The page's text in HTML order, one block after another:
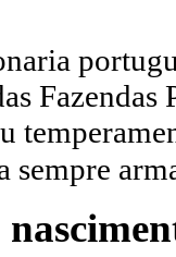
Fazendas
sempre